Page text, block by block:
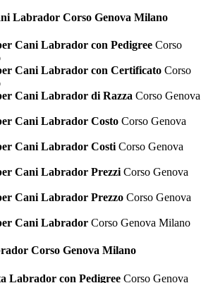
Labrador Corso Genova Milano
Cani Labrador con Pedigree Corso
Cani Labrador con Certificato Corso
Cani Labrador di Razza Corso Genova
Cani Labrador Costo Corso Genova
Cani Labrador Costi Corso Genova
Cani Labrador Prezzi Corso Genova
Cani Labrador Prezzo Corso Genova
Cani Labrador Corso Genova Milano
Corso Genova Milano
Labrador con Pedigree Corso Genova